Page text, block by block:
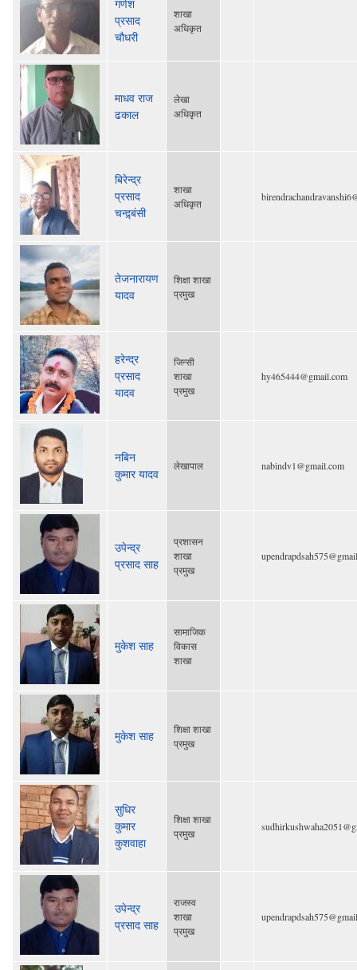
गणेश
प्रसाद
चौधरी
शाखा
अधिकृत
माधव राज
ढकाल
लेखा
अधिकृत
बिरेन्द्र
प्रसाद
चन्द्र्बंसी
शाखा
अधिकृत
तेजनारायण
यादव
शिक्षा शाखा
प्रमुख
हरेन्द्र
प्रसाद
यादव
जिन्सी
शाखा
प्रमुख
hy465444@gmail.com
नबिन
कुमार यादव
लेखापाल nabindv1@gmail.com
उपेन्द्र
प्रसाद साह
प्रशासन
शाखा
प्रमुख
मुकेश साह
सामाजिक
विकास
शाखा
मुकेश साह
शिक्षा शाखा
प्रमुख
सुधिर
कुमार
कुशवाहा
शिक्षा शाखा
प्रमुख
उपेन्द्र
प्रसाद साह
राजस्व
शाखा
प्रमुख